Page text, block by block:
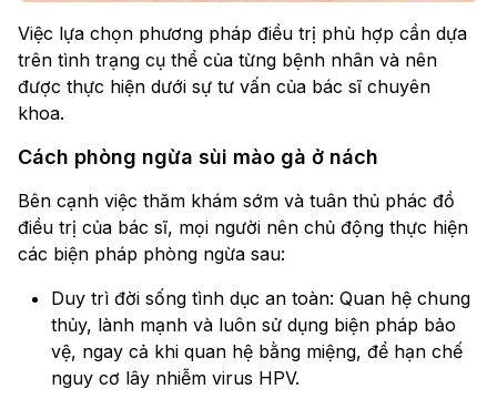
Việc lựa chọn phương pháp điều trị phù hợp cần dựa
trên tình trạng cụ thể của từng bệnh nhân và nên
được thực hiện dưới sự tư vấn của bác sĩ chuyên
khoa.
Cách phòng ngừa sùi mào gà ở nách
Bên cạnh việc thăm khám sớm và tuân thủ phác đồ
điều trị của bác sĩ, mọi người nên chủ động thực hiện
các biện pháp phòng ngừa sau:
Duy trì đời sống tình dục an toàn: Quan hệ chung
thủy, lành mạnh và luôn sử dụng biện pháp bảo
vệ, ngay cả khi quan hệ bằng miệng, để hạn chế
nguy cơ lây nhiễm virus HPV.